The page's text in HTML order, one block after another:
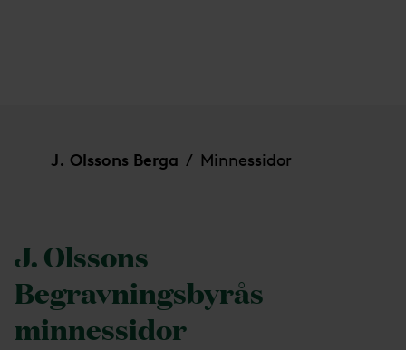
J. Olssons Berga / Minnessidor
J. Olssons
Begravningsbyrås
minnessidor